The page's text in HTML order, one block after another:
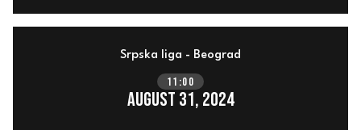
Srpska liga - Beograd
August 31, 2024
11:00